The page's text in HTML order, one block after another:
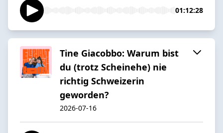
01:12:28
Tine Giacobbo: Warum bist
du (trotz Scheinehe) nie
richtig Schweizerin
geworden?
2026-07-16